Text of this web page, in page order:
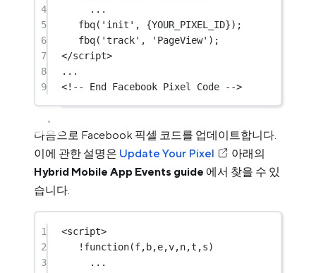
4
...
5
fbq( 'init' , {YOUR_PIXEL_ID});
6
fbq( 'track' , 'PageView' );
7
</script>
8
...
9
<!-- End Facebook Pixel Code -->
다음으로 Facebook 픽셀 코드를 업데이트합니다.
이에 관한 설명은 Update Your Pixel
아래의
Hybrid Mobile App Events guide 에서 찾을 수 있
습니다.
1 <script>
2
!function(f,b,e,v,n,t ,s)
3
...